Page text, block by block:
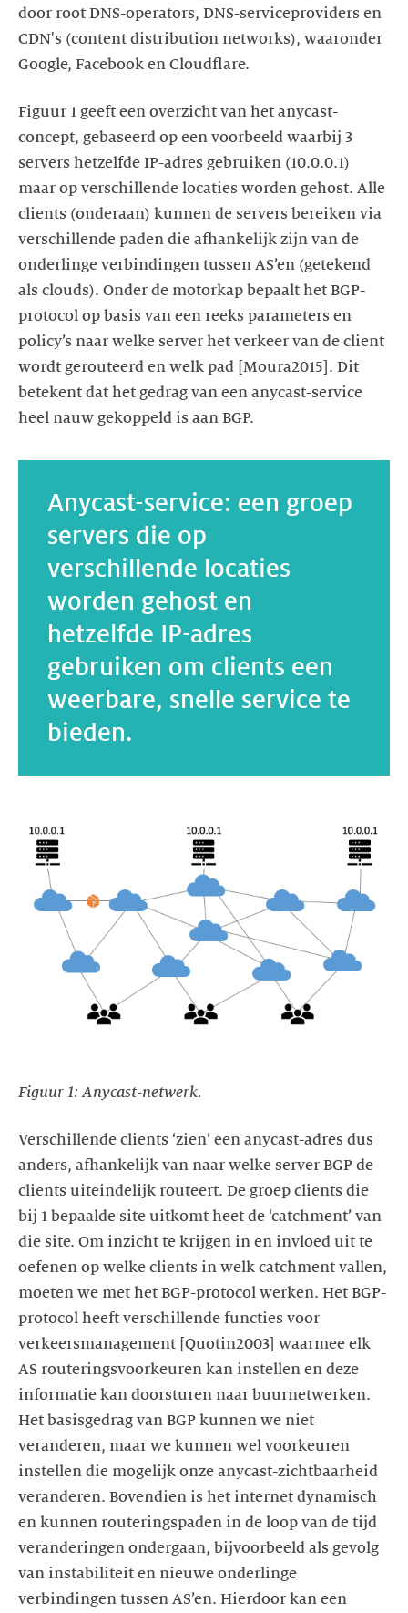
door root DNS-operators, DNS-serviceproviders en
CDN's (content distribution networks), waaronder
Figuur 1 geeft een overzicht van het anycast-
concept, gebaseerd op een voorbeeld waarbij 3
servers hetzelfde IP-adres gebruiken (10.0.0.1)
maar op verschillende locaties worden gehost. Alle
clients (onderaan) kunnen de servers bereiken via
verschillende paden die afhankelijk zijn van de
onderlinge verbindingen tussen AS’en (getekend
als clouds). Onder de motorkap bepaalt het BGP-
protocol op basis van een reeks parameters en
policy’s naar welke server het verkeer van de client
wordt gerouteerd en welk pad [Moura2015]. Dit
betekent dat het gedrag van een anycast-service
Anycast-service: een groep
servers die op
verschillende locaties
worden gehost en
hetzelfde IP-adres
gebruiken om clients een
weerbare, snelle service te
bieden.
Figuur 1: Anycast-netwerk.
Verschillende clients ‘zien’ een anycast-adres dus
anders, afhankelijk van naar welke server BGP de
clients uiteindelijk routeert. De groep clients die
bij 1 bepaalde site uitkomt heet de ‘catchment’ van
die site. Om inzicht te krijgen in en invloed uit te
oefenen op welke clients in welk catchment vallen,
moeten we met het BGP-protocol werken. Het BGP-
protocol heeft verschillende functies voor
verkeersmanagement [Quotin2003] waarmee elk
AS routeringsvoorkeuren kan instellen en deze
informatie kan doorsturen naar buurnetwerken.
Het basisgedrag van BGP kunnen we niet
veranderen, maar we kunnen wel voorkeuren
instellen die mogelijk onze anycast-zichtbaarheid
veranderen. Bovendien is het internet dynamisch
en kunnen routeringspaden in de loop van de tijd
veranderingen ondergaan, bijvoorbeeld als gevolg
van instabiliteit en nieuwe onderlinge
verbindingen tussen AS’en. Hierdoor kan een